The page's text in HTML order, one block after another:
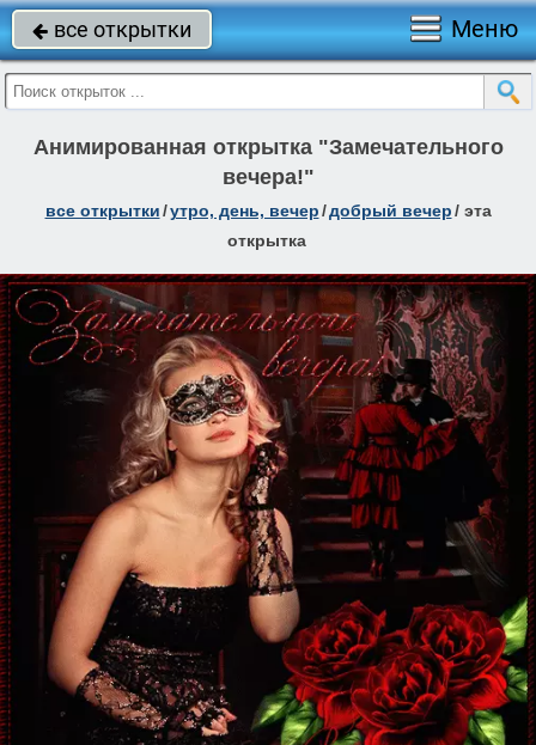
 все открытки Меню
Анимированная открытка "Замечательного
вечера!"
все открытки/утро, день, вечер/добрый вечер/ эта
открытка